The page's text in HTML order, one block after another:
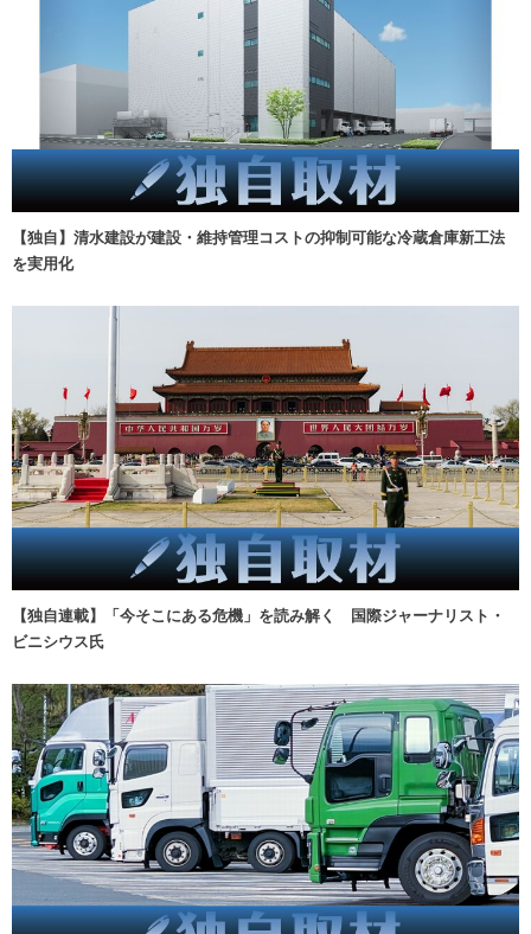
【独自】清水建設が建設・維持管理コストの抑制可能な冷蔵倉庫新工法
を実用化
【独自連載】「今そこにある危機」を読み解く 国際ジャーナリスト・
ビニシウス氏